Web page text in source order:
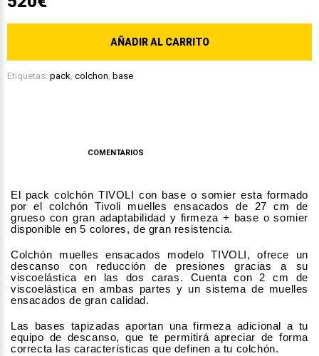
AÑADIR AL CARRITO
Etiquetas: pack, colchon, base
COMENTARIOS
El pack colchón TIVOLI con base o somier esta formado
por el colchón Tivoli muelles ensacados de 27 cm de
grueso con gran adaptabilidad y firmeza + base o somier
disponible en 5 colores, de gran resistencia.
Colchón muelles ensacados modelo TIVOLI, ofrece un
descanso con reducción de presiones gracias a su
viscoelástica en las dos caras. Cuenta con 2 cm de
viscoelástica en ambas partes y un sistema de muelles
ensacados de gran calidad.
Las bases tapizadas aportan una firmeza adicional a tu
equipo de descanso, que te permitirá apreciar de forma
correcta las características que definen a tu colchón.